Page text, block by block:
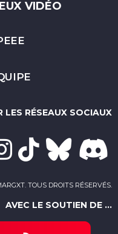
VIDÉO
LES RÉSEAUX SOCIAUX
TOUS DROITS RÉSERVÉS.
AVEC LE SOUTIEN DE ...